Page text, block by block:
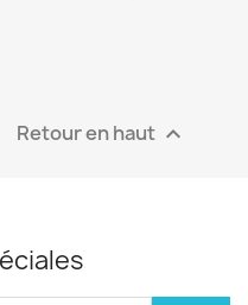
Retour en haut 